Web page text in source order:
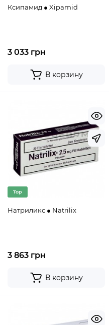
Ксипамид ● Xipamid
3 033 грн
В корзину
Top
Натриликс ● Natrilix
3 863 грн
В корзину